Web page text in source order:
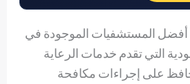
المستشفيات الموجودة في
التي تقدم خدمات الرعاية
على إجراءات مكافحة